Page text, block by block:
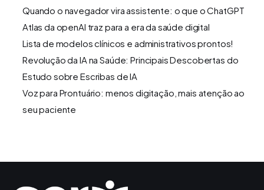
Quando o navegador vira assistente: o que o ChatGPT
Atlas da openAI traz para a era da saúde digital
Lista de modelos clínicos e administrativos prontos!
Revolução da IA na Saúde: Principais Descobertas do
Estudo sobre Escribas de IA
Voz para Prontuário: menos digitação, mais atenção ao
seu paciente